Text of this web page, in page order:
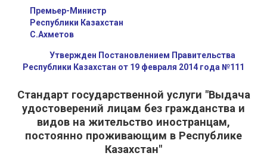
Премьер-Министр
Республики Казахстан
С.Ахметов
Утвержден Постановлением Правительства
Республики Казахстан от 19 февраля 2014 года №111
Стандарт государственной услуги "Выдача
удостоверений лицам без гражданства и
видов на жительство иностранцам,
постоянно проживающим в Республике
Казахстан"